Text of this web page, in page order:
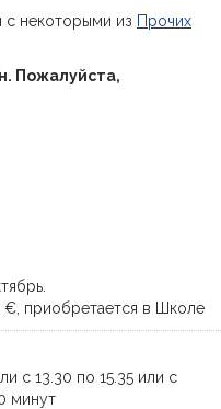
некоторыми из Прочих
Пожалуйста,
€, приобретается в Школе
с 13.30 по 15.35 или с
минут